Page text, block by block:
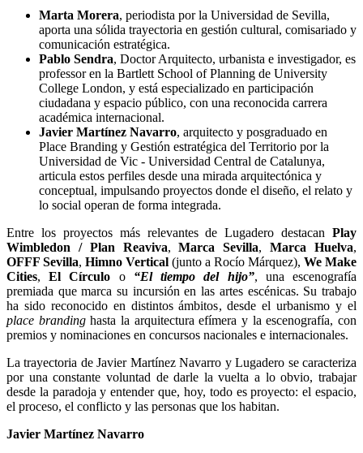
Marta Morera, periodista por la Universidad de Sevilla,
aporta una sólida trayectoria en gestión cultural, comisariado y
comunicación estratégica.
Pablo Sendra, Doctor Arquitecto, urbanista e investigador, es
professor en la Bartlett School of Planning de University
College London, y está especializado en participación
ciudadana y espacio público, con una reconocida carrera
académica internacional.
Javier Martínez Navarro, arquitecto y posgraduado en
Place Branding y Gestión estratégica del Territorio por la
Universidad de Vic - Universidad Central de Catalunya,
articula estos perfiles desde una mirada arquitectónica y
conceptual, impulsando proyectos donde el diseño, el relato y
lo social operan de forma integrada.
Entre los proyectos más relevantes de Lugadero destacan Play
Wimbledon / Plan Reaviva,Marca Sevilla,Marca Huelva,
OFFF Sevilla, Himno Vertical (junto a Rocío Márquez), We Make
Cities,El Círculo o “El tiempo del hijo”, una escenografía
premiada que marca su incursión en las artes escénicas. Su trabajo
ha sido reconocido en distintos ámbitos, desde el urbanismo y el
place brandinghasta la arquitectura efímera y la escenografía, con
premios y nominaciones en concursos nacionales e internacionales.
La trayectoria de Javier Martínez Navarro y Lugadero se caracteriza
por una constante voluntad de darle la vuelta a lo obvio, trabajar
desde la paradoja y entender que, hoy, todo es proyecto: el espacio,
el proceso, el conflicto y las personas que los habitan.
Javier Martínez Navarro